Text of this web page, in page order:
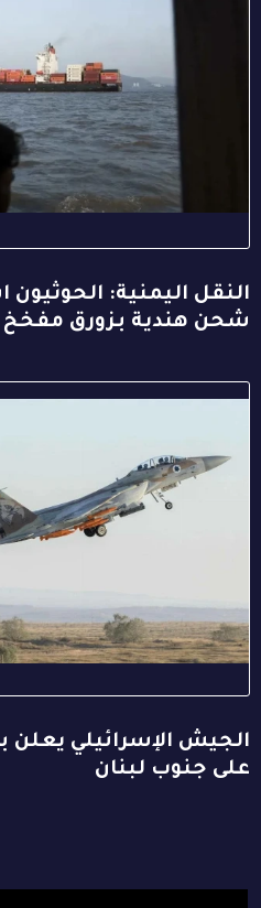
النقل اليمنية:
شحن هندية بزورق مفخخ
الجيش الإسرائيلي
على جنوب لبنان